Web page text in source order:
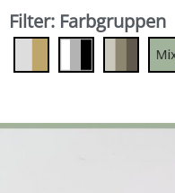
Filter: Farbgruppen